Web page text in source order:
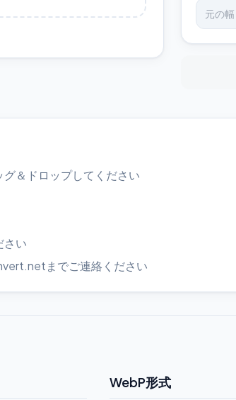
グ＆ドロップしてください
さい
までご連絡ください
WebP形式